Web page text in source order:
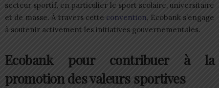
secteur sportif, en particulier le sport scolaire, universitaire
et de masse. À travers cette convention, Ecobank s’engage
à soutenir activement les initiatives gouvernementales.
Ecobank pour contribuer à la
promotion des valeurs sportives